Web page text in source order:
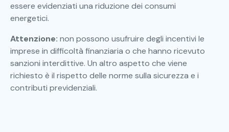
essere evidenziati una riduzione dei consumi
energetici.
Attenzione: non possono usufruire degli incentivi le
imprese in difficoltà finanziaria o che hanno ricevuto
sanzioni interdittive. Un altro aspetto che viene
richiesto è il rispetto delle norme sulla sicurezza e i
contributi previdenziali.